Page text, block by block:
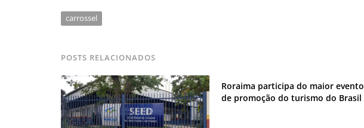
carrossel
POSTS RELACIONADOS
Roraima participa do maior evento
de promoção do turismo do Brasil